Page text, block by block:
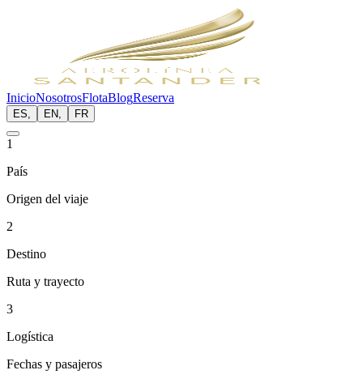
InicioNosotrosFlotaBlogReserva
ES, EN, FR
1
País
Origen del viaje
2
Destino
Ruta y trayecto
3
Logística
Fechas y pasajeros